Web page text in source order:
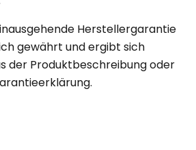
Herstellergarantie
gewährt und ergibt sich
der Produktbeschreibung oder